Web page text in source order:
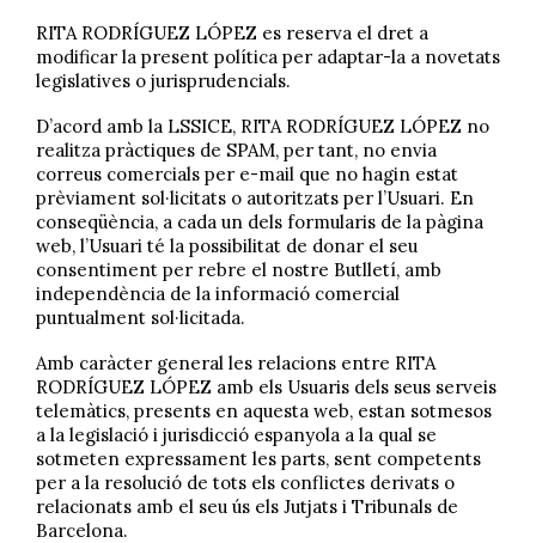
RITA RODRÍGUEZ LÓPEZ es reserva el dret a
modificar la present política per adaptar-la a novetats
legislatives o jurisprudencials.
D’acord amb la LSSICE, RITA RODRÍGUEZ LÓPEZ no
realitza pràctiques de SPAM, per tant, no envia
correus comercials per e-mail que no hagin estat
prèviament sol·licitats o autoritzats per l’Usuari. En
conseqüència, a cada un dels formularis de la pàgina
web, l’Usuari té la possibilitat de donar el seu
consentiment per rebre el nostre Butlletí, amb
independència de la informació comercial
puntualment sol·licitada.
Amb caràcter general les relacions entre RITA
RODRÍGUEZ LÓPEZ amb els Usuaris dels seus serveis
telemàtics, presents en aquesta web, estan sotmesos
a la legislació i jurisdicció espanyola a la qual se
sotmeten expressament les parts, sent competents
per a la resolució de tots els conflictes derivats o
relacionats amb el seu ús els Jutjats i Tribunals de
Barcelona.